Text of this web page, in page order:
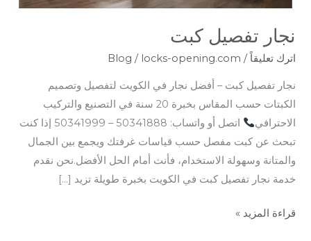
نجار تفصيل كبت
اترك تعليقاً /
Blog / locks-opening.com
نجار تفصيل كبت – أفضل نجار في الكويت لتفصيل وتصميم
الكبتات حسب المقاس بخبرة 20 سنة في التصنيع والتركيب
الاحترافي
اتصل أو واتساب: 50341888 – 50341999 إذا كنت
تبحث عن كبت مفصل حسب قياسات غرفتك ويجمع بين الجمال
والمتانة وسهولة الاستخدام، فأنت أمام الحل الأفضل.نحن نقدم
خدمة نجار تفصيل كبت في الكويت بخبرة طويلة تزيد […]
قراءة المزيد »